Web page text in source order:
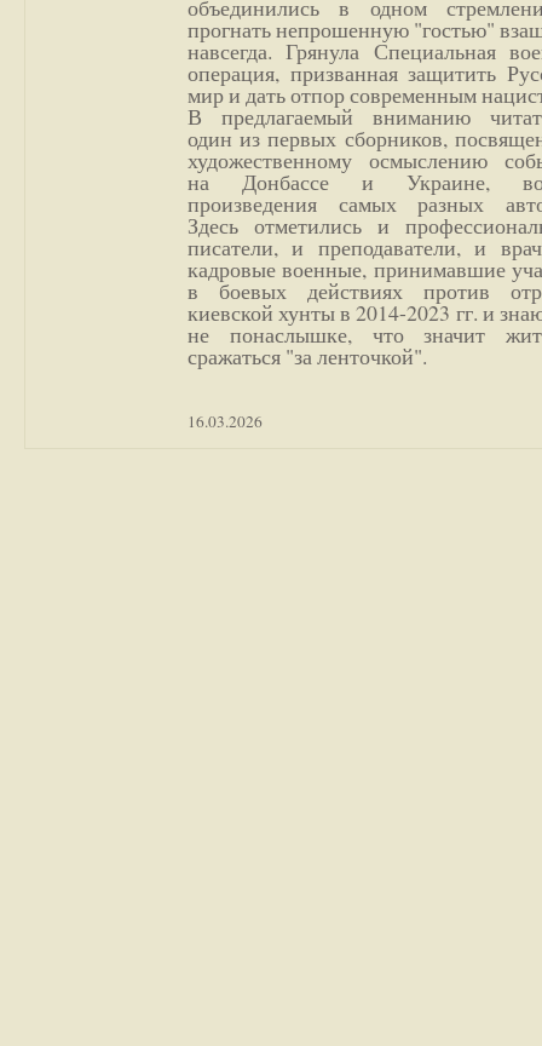
объединились в одном
прогнать непрошенную "гостью"
навсегда. Грянула Специальная
операция, призванная защитить
мир и дать отпор современным
В предлагаемый вниманию
один из первых сборников,
художественному осмыслению
на Донбассе и Украине,
произведения самых разных
Здесь отметились и
писатели, и преподаватели, и
кадровые военные, принимавшие
в боевых действиях против
киевской хунты в 2014-2023 гг. и
не понаслышке, что значит
сражаться "за ленточкой".
16.03.2026